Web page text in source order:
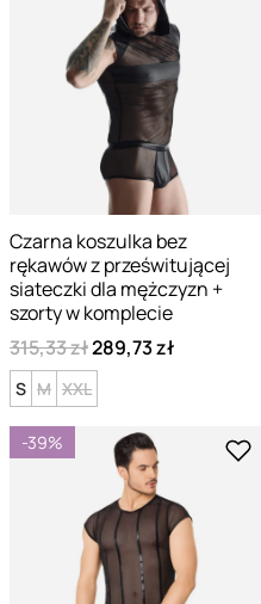
Czarna koszulka bez
rękawów z prześwitującej
siateczki dla mężczyzn +
szorty w komplecie
315,33 zł289,73 zł
S M XXL
-39%